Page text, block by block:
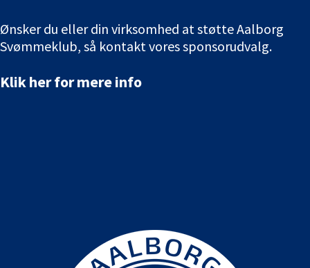
Ønsker du eller din virksomhed at støtte Aalborg
Svømmeklub, så kontakt vores sponsorudvalg.
Klik her for mere info